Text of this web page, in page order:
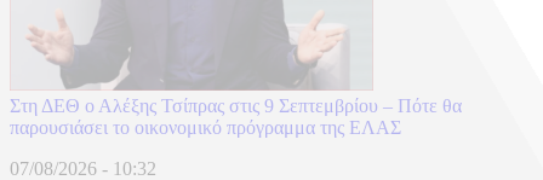
Στη ΔΕΘ ο Αλέξης Τσίπρας στις 9 Σεπτεμβρίου – Πότε θα
παρουσιάσει το οικονομικό πρόγραμμα της ΕΛΑΣ
07/08/2026 - 10:32